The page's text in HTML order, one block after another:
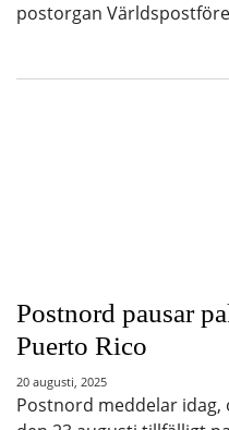
postorgan
Postnord pausar
Puerto Rico
20 augusti, 2025
Postnord meddelar idag,